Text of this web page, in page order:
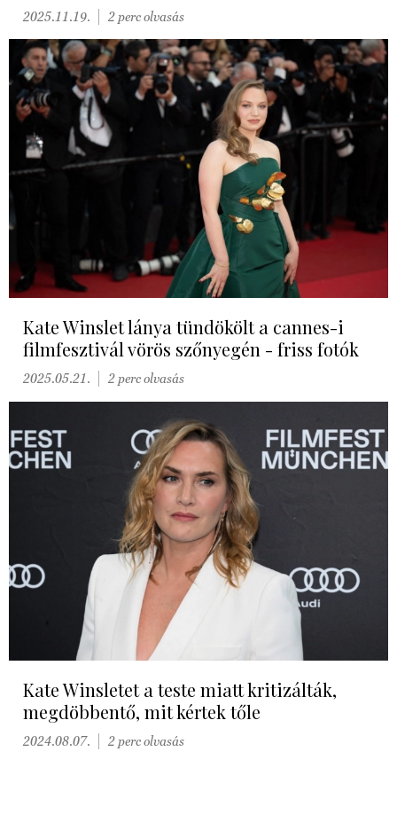
2025.11.19. 2 perc olvasás
Kate Winslet lánya tündökölt a cannes-i
filmfesztivál vörös szőnyegén - friss fotók
2025.05.21. 2 perc olvasás
Kate Winsletet a teste miatt kritizálták,
megdöbbentő, mit kértek tőle
2024.08.07. 2 perc olvasás